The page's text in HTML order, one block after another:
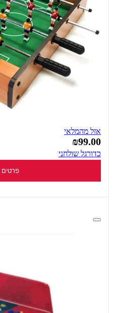
אזל מהמלאי
₪99.00
כדורגל שולחני
פרטים